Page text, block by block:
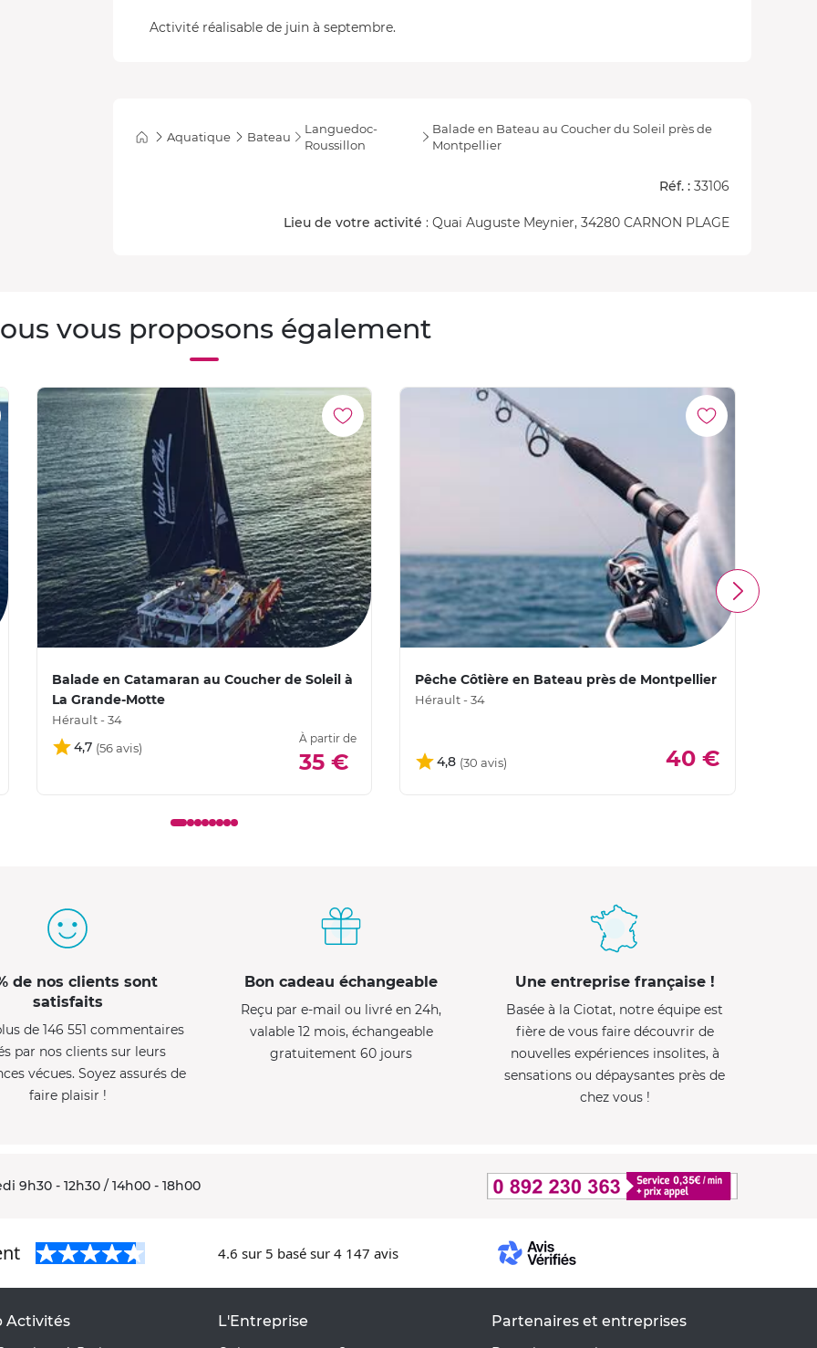
Activité réalisable de juin à septembre.
Aquatique Bateau
Languedoc-
Roussillon
Balade en Bateau au Coucher du Soleil près de
Montpellier
Réf. : 33106
Lieu de votre activité : Quai Auguste Meynier, 34280 CARNON PLAGE
vous proposons également
Balade en Catamaran au Coucher de Soleil à
La Grande-Motte
Hérault - 34
4,7
À partir de
35 €
Pêche Côtière en Bateau près de Montpellier
Hérault - 34
4,8 40 €
de nos clients sont
satisfaits
de 146 551 commentaires
par nos clients sur leurs
vécues. Soyez assurés de
faire plaisir !
Bon cadeau échangeable
Reçu par e-mail ou livré en 24h,
valable 12 mois, échangeable
gratuitement 60 jours
Une entreprise française !
Basée à la Ciotat, notre équipe est
fière de vous faire découvrir de
nouvelles expériences insolites, à
sensations ou dépaysantes près de
chez vous !
9h30 - 12h30 / 14h00 - 18h00
4.6 sur 5 basé sur 4 147 avis
Activités L'Entreprise Partenaires et entreprises